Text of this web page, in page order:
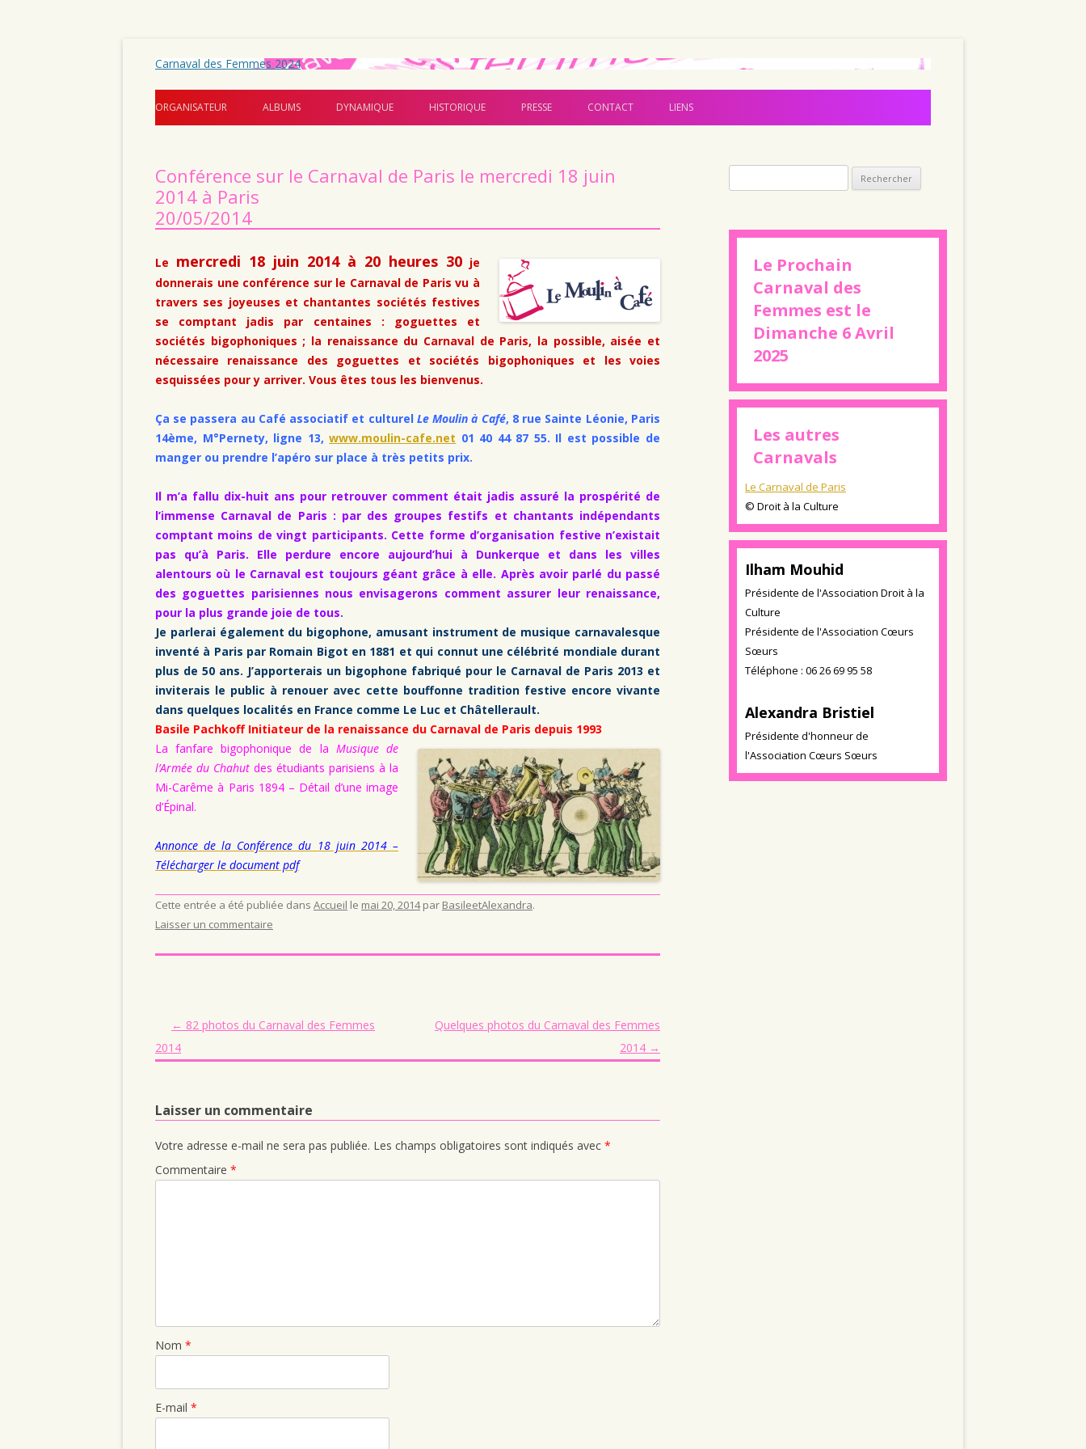
Carnaval des Femmes 2024
Aller au contenu principal
ORGANISATEUR ALBUMS DYNAMIQUE HISTORIQUE PRESSE CONTACT LIENS
Conférence sur le Carnaval de Paris le mercredi 18 juin
2014 à Paris
20/05/2014
Le mercredi 18 juin 2014 à 20 heures 30 je
donnerais une conférence sur le Carnaval de Paris vu à
travers ses joyeuses et chantantes sociétés festives
se comptant jadis par centaines : goguettes et
sociétés bigophoniques ; la renaissance du Carnaval de Paris, la possible, aisée et
nécessaire renaissance des goguettes et sociétés bigophoniques et les voies
esquissées pour y arriver. Vous êtes tous les bienvenus.
Ça se passera au Café associatif et culturel Le Moulin à Café, 8 rue Sainte Léonie, Paris
14ème, M°Pernety, ligne 13,www.moulin-cafe.net 01 40 44 87 55. Il est possible de
manger ou prendre l’apéro sur place à très petits prix.
Il m’a fallu dix-huit ans pour retrouver comment était jadis assuré la prospérité de
l’immense Carnaval de Paris : par des groupes festifs et chantants indépendants
comptant moins de vingt participants. Cette forme d’organisation festive n’existait
pas qu’à Paris. Elle perdure encore aujourd’hui à Dunkerque et dans les villes
alentours où le Carnaval est toujours géant grâce à elle. Après avoir parlé du passé
des goguettes parisiennes nous envisagerons comment assurer leur renaissance,
pour la plus grande joie de tous.
Je parlerai également du bigophone, amusant instrument de musique carnavalesque
inventé à Paris par Romain Bigot en 1881 et qui connut une célébrité mondiale durant
plus de 50 ans. J’apporterais un bigophone fabriqué pour le Carnaval de Paris 2013 et
inviterais le public à renouer avec cette bouffonne tradition festive encore vivante
dans quelques localités en France comme Le Luc et Châtellerault.
Basile Pachkoff Initiateur de la renaissance du Carnaval de Paris depuis 1993
La fanfare bigophonique de la Musique de
l’Armée du Chahut des étudiants parisiens à la
Mi-Carême à Paris 1894 – Détail d’une image
d’Épinal.
Annonce de la Conférence du 18 juin 2014 –
Télécharger le document pdf
Cette entrée a été publiée dans Accueil le mai 20, 2014 par BasileetAlexandra.
Laisser un commentaire
Navigation des articles
← 82 photos du Carnaval des Femmes
2014
Quelques photos du Carnaval des Femmes
2014 →
Laisser un commentaire
Votre adresse e-mail ne sera pas publiée. Les champs obligatoires sont indiqués avec *
Commentaire *
Nom *
E-mail *
Le Prochain
Carnaval des
Femmes est le
Dimanche 6 Avril
2025
Les autres
Carnavals
Le Carnaval de Paris
© Droit à la Culture
Ilham Mouhid
Présidente de l'Association Droit à la
Culture
Présidente de l'Association Cœurs
Sœurs
Téléphone : 06 26 69 95 58
Alexandra Bristiel
Présidente d'honneur de
l'Association Cœurs Sœurs